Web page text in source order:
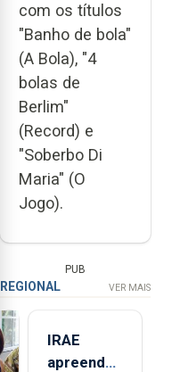
com os títulos
"Banho de bola"
(A Bola), "4
bolas de
Berlim"
(Record) e
"Soberbo Di
Maria" (O
Jogo).
PUB
REGIONAL VER MAIS
IRAE
apreendeu